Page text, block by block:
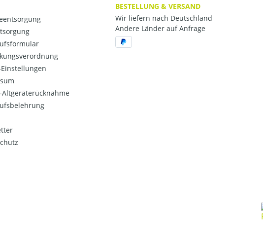
Einstellungen
Altgeräterücknahme
BESTELLUNG & VERSAND
Wir liefern nach Deutschland
Andere Länder auf Anfrage